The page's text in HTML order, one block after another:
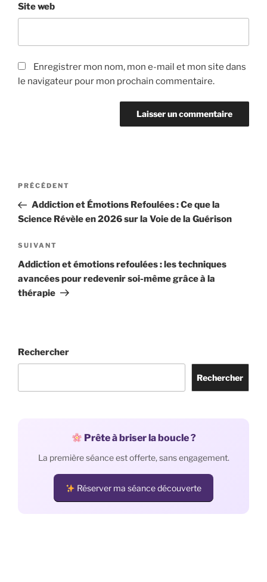
Site web
Enregistrer mon nom, mon e-mail et mon site dans
le navigateur pour mon prochain commentaire.
PRÉCÉDENT
Addiction et Émotions Refoulées : Ce que la
Science Révèle en 2026 sur la Voie de la Guérison
SUIVANT
Addiction et émotions refoulées : les techniques
avancées pour redevenir soi-même grâce à la
thérapie
Rechercher
Rechercher
Prête à briser la boucle ?
La première séance est offerte, sans engagement.
Réserver ma séance découverte